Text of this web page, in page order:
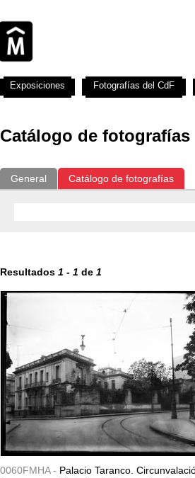
Catálogo de fotografías
General Catálogo de fotografías
Resultados 1 - 1 de 1
0060FMHA - Palacio Taranco.
Exposiciones Fotografías del CdF